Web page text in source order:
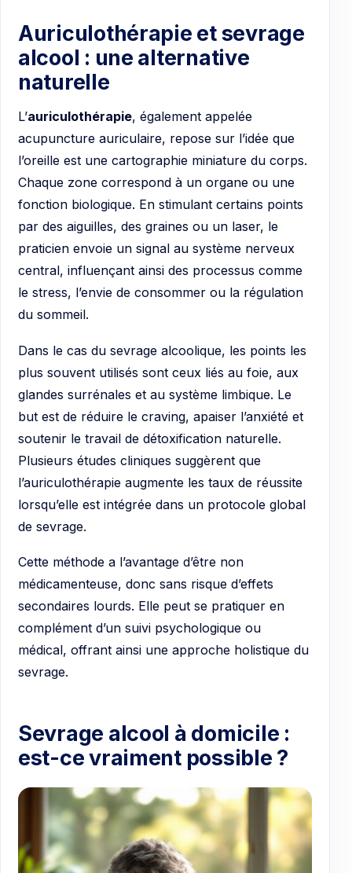
Auriculothérapie et sevrage
alcool : une alternative
naturelle
L’auriculothérapie, également appelée
acupuncture auriculaire, repose sur l’idée que
l’oreille est une cartographie miniature du corps.
Chaque zone correspond à un organe ou une
fonction biologique. En stimulant certains points
par des aiguilles, des graines ou un laser, le
praticien envoie un signal au système nerveux
central, influençant ainsi des processus comme
le stress, l’envie de consommer ou la régulation
du sommeil.
Dans le cas du sevrage alcoolique, les points les
plus souvent utilisés sont ceux liés au foie, aux
glandes surrénales et au système limbique. Le
but est de réduire le craving, apaiser l’anxiété et
soutenir le travail de détoxification naturelle.
Plusieurs études cliniques suggèrent que
l’auriculothérapie augmente les taux de réussite
lorsqu’elle est intégrée dans un protocole global
de sevrage.
Cette méthode a l’avantage d’être non
médicamenteuse, donc sans risque d’effets
secondaires lourds. Elle peut se pratiquer en
complément d’un suivi psychologique ou
médical, offrant ainsi une approche holistique du
sevrage.
Sevrage alcool à domicile :
est-ce vraiment possible ?